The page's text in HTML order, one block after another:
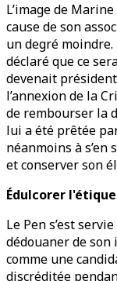
L’image de
cause de son
un degré
déclaré que ce
devenait
l’annexion de la
de rembourser la
lui a été prêtée
néanmoins à
et conserver son
Édulcorer
Le Pen s’est
dédouaner de son
comme une
discréditée